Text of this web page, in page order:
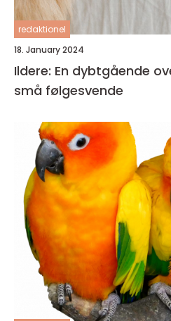
redaktionel
18. January 2024
Ildere: En dybtgående
små følgesvende